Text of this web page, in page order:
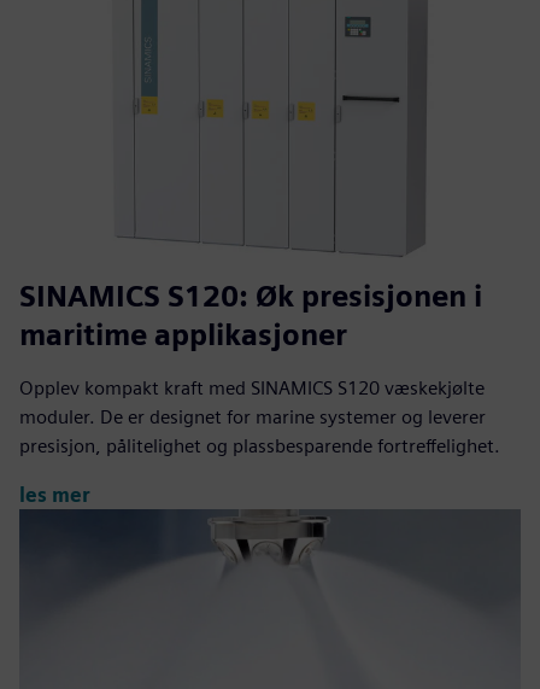
SINAMICS S120: Øk presisjonen i
maritime applikasjoner
Opplev kompakt kraft med SINAMICS S120 væskekjølte
moduler. De er designet for marine systemer og leverer
presisjon, pålitelighet og plassbesparende fortreffelighet.
les mer